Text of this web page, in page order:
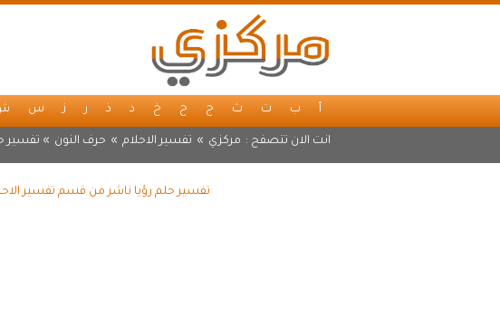
أ ب ت ث ج ح خ د ذ ر ز س
انت الان تتصفح : مركزي » تفسير الاحلام » حرف النون » تفسير
تفسير حلم رؤيا ناشر من قسم تفسير